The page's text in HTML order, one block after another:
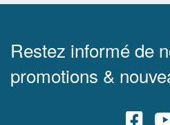
Restez informé de
promotions &